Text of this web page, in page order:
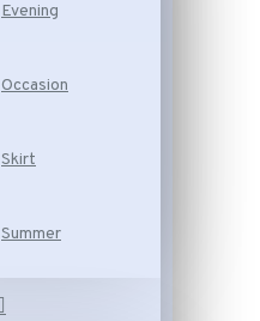
Evening
Occasion
Skirt
Summer